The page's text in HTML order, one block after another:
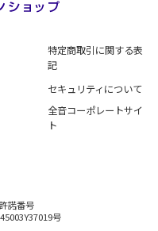
特定商取引に関する表
記
セキュリティについて
全音コーポレートサイ
ト
諾番号
号